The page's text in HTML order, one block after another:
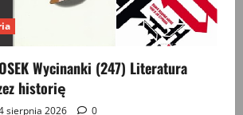
Wycinanki (247) Literatura
historię
sierpnia 2026 0